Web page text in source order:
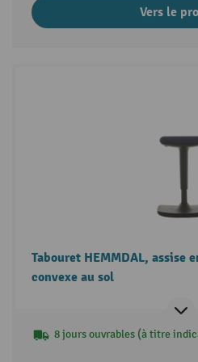
Vers le
Tabouret HEMMDAL, assise
convexe au sol
8 jours ouvrables (à titre